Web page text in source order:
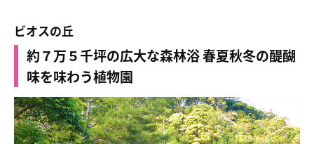
ビオスの丘
約７万５千坪の広大な森林浴 春夏秋冬の醍醐
味を味わう植物園